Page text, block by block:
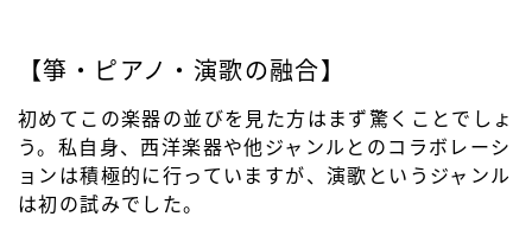
【箏・ピアノ・演歌の融合】
初めてこの楽器の並びを見た方はまず驚くことでしょ
う。私自身、西洋楽器や他ジャンルとのコラボレーシ
ョンは積極的に行っていますが、演歌というジャンル
は初の試みでした。